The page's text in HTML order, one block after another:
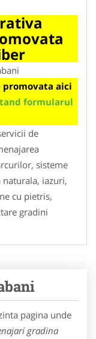
promovata aici
formularul
de
sisteme
iazuri,
cu pietris,
gradini
pagina unde
gradina